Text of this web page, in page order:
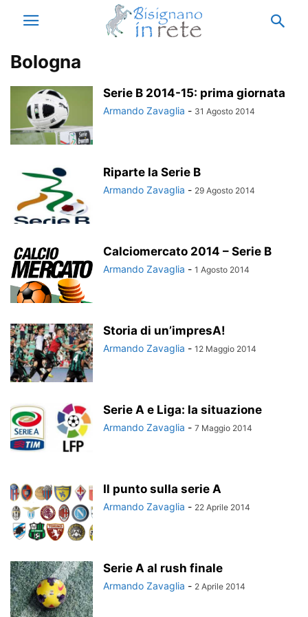
Bologna
Serie B 2014-15: prima giornata
Armando Zavaglia - 31 Agosto 2014
Riparte la Serie B
Armando Zavaglia - 29 Agosto 2014
Calciomercato 2014 – Serie B
Armando Zavaglia - 1 Agosto 2014
Storia di un’impresA!
Armando Zavaglia - 12 Maggio 2014
Serie A e Liga: la situazione
Armando Zavaglia - 7 Maggio 2014
Il punto sulla serie A
Armando Zavaglia - 22 Aprile 2014
Serie A al rush finale
Armando Zavaglia - 2 Aprile 2014